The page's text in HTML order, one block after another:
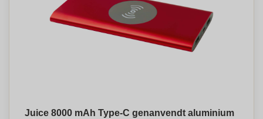
Juice 8000 mAh Type-C genanvendt aluminium